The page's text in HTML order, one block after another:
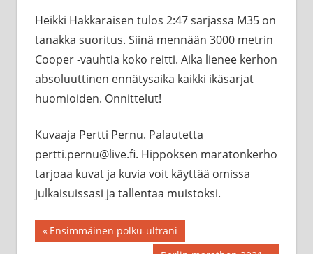
Heikki Hakkaraisen tulos 2:47 sarjassa M35 on
tanakka suoritus. Siinä mennään 3000 metrin
Cooper -vauhtia koko reitti. Aika lienee kerhon
absoluuttinen ennätysaika kaikki ikäsarjat
huomioiden. Onnittelut!
Kuvaaja Pertti Pernu. Palautetta
pertti.pernu@live.fi. Hippoksen maratonkerho
tarjoaa kuvat ja kuvia voit käyttää omissa
julkaisuissasi ja tallentaa muistoksi.
Artikkelien
Previous
Post:
Ensimmäinen polku-ultrani